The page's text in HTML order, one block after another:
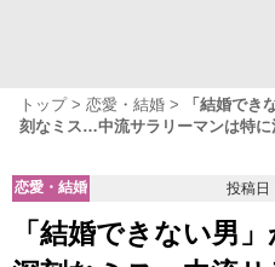
トップ 恋愛・結婚
「結婚でき
刻なミス…中流サラリーマンは特に
恋愛・結婚 投稿日
「結婚できない男